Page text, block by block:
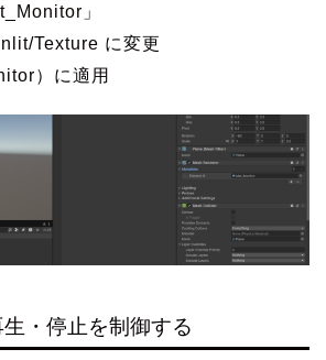
」
Texture に変更
）に適用
・停止を制御する